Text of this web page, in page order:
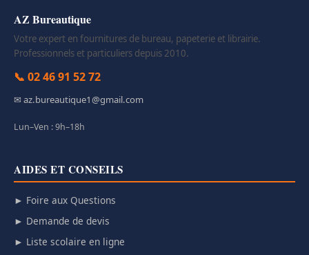
AZ Bureautique
Votre expert en fournitures de bureau, papeterie et librairie.
Professionnels et particuliers depuis 2010.
📞 02 46 91 52 72
✉ az.bureautique1@gmail.com
Lun–Ven : 9h–18h
AIDES ET CONSEILS
► Foire aux Questions
► Demande de devis
► Liste scolaire en ligne